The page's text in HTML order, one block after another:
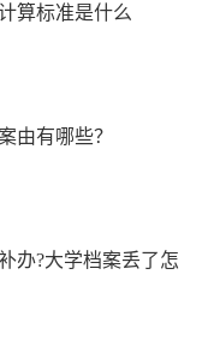
算标准是什么
由有哪些？
办?大学档案丢了怎